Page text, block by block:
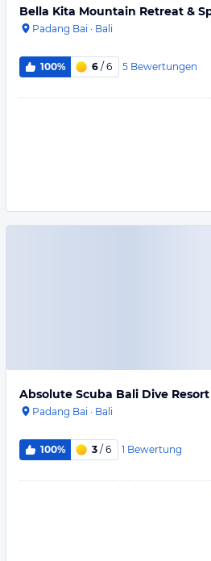
Bella Kita Mountain Retreat &
Padang Bai · Bali
100% 6 / 6 5 Bewertungen
Absolute Scuba Bali Dive Resort
Padang Bai · Bali
100% 3 / 6 1 Bewertung